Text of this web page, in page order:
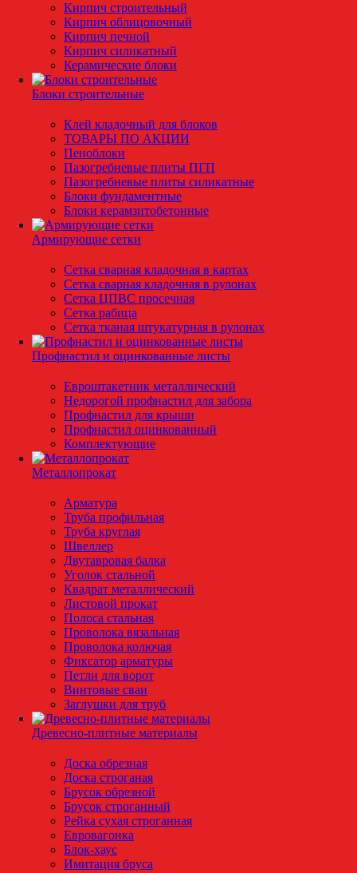
Кирпич строительный
Кирпич облицовочный
Кирпич печной
Кирпич силикатный
Керамические блоки
Блоки строительные
Клей кладочный для блоков
ТОВАРЫ ПО АКЦИИ
Пеноблоки
Пазогребневые плиты ПГП
Пазогребневые плиты силикатные
Блоки фундаментные
Блоки керамзитобетонные
Армирующие сетки
Сетка сварная кладочная в картах
Сетка сварная кладочная в рулонах
Сетка ЦПВС просечная
Сетка рабица
Сетка тканая штукатурная в рулонах
Профнастил и оцинкованные листы
Евроштакетник металлический
Недорогой профнастил для забора
Профнастил для крыши
Профнастил оцинкованный
Комплектующие
Металлопрокат
Арматура
Труба профильная
Труба круглая
Швеллер
Двутавровая балка
Уголок стальной
Квадрат металлический
Листовой прокат
Полоса стальная
Проволока вязальная
Проволока колючая
Фиксатор арматуры
Петли для ворот
Винтовые сваи
Заглушки для труб
Древесно-плитные материалы
Доска обрезная
Доска строганая
Брусок обрезной
Брусок строганный
Рейка сухая строганная
Евровагонка
Блок-хаус
Имитация бруса